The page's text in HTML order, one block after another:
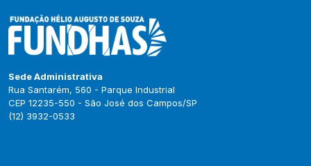
Sede Administrativa
Rua Santarém, 560 - Parque Industrial
CEP 12235-550 - São José dos Campos/SP
(12) 3932-0533